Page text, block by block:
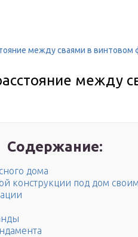
между сваями в винтовом
между
Содержание:
дома
конструкции под дом